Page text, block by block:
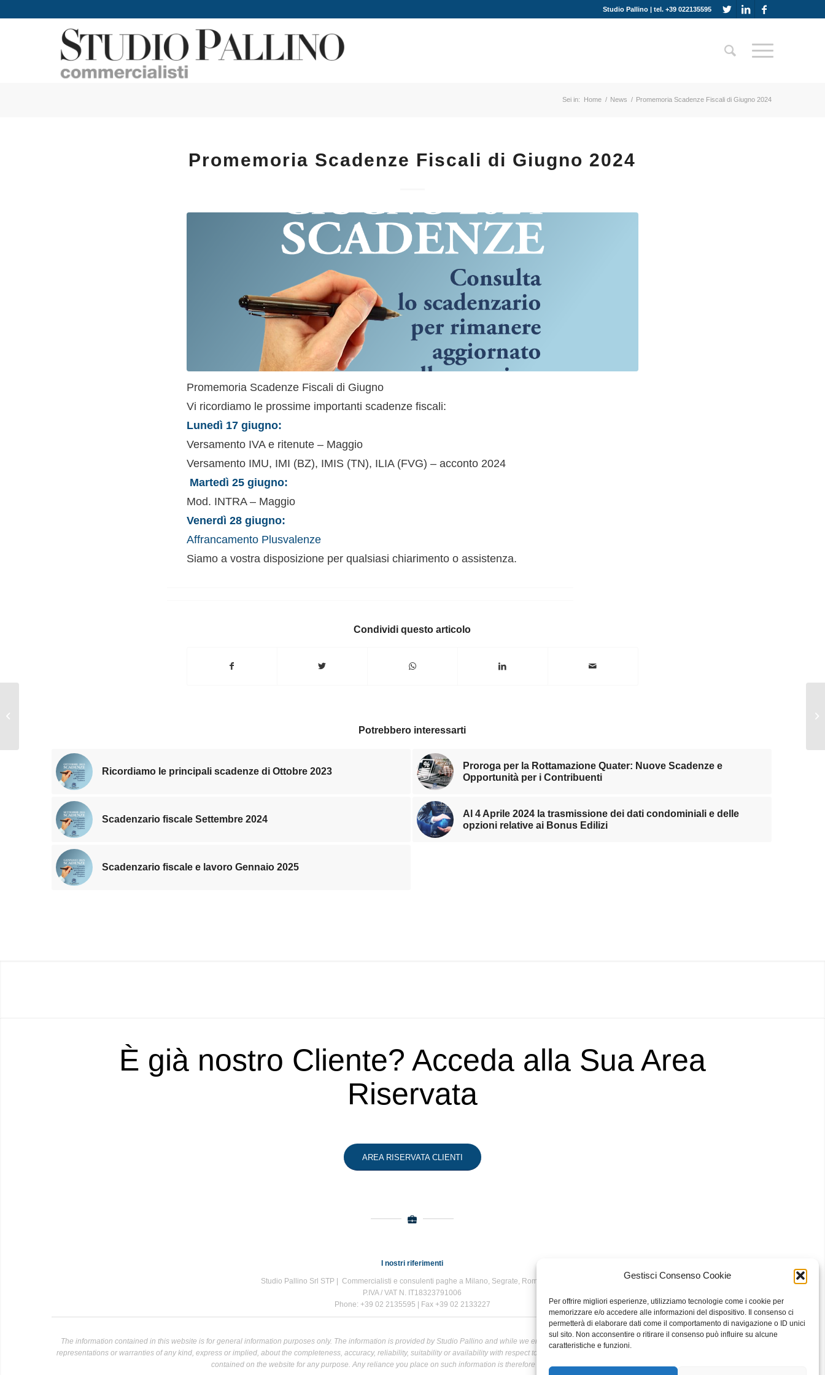
Gestisci Consenso Cookie
Per offrire migliori esperienze, utilizziamo tecnologie come i cookie per
memorizzare e/o accedere alle informazioni del dispositivo. Il consenso ci
permetterà di elaborare dati come il comportamento di navigazione o ID unici
sul sito. Non acconsentire o ritirare il consenso può influire su alcune
caratteristiche e funzioni.
Studio Pallino | tel. +39 022135595
Sei in: Home / News / Promemoria Scadenze Fiscali di Giugno 2024
Promemoria Scadenze Fiscali di Giugno 2024
Promemoria Scadenze Fiscali di Giugno
Vi ricordiamo le prossime importanti scadenze fiscali:
Lunedì 17 giugno:
Versamento IVA e ritenute – Maggio
Versamento IMU, IMI (BZ), IMIS (TN), ILIA (FVG) – acconto 2024
Martedì 25 giugno:
Mod. INTRA – Maggio
Venerdì 28 giugno:
Affrancamento Plusvalenze
Siamo a vostra disposizione per qualsiasi chiarimento o assistenza.
Condividi questo articolo
Potrebbero interessarti
Ricordiamo le principali scadenze di Ottobre 2023
Proroga per la Rottamazione Quater: Nuove Scadenze e
Opportunità per i Contribuenti
Scadenzario fiscale Settembre 2024
Al 4 Aprile 2024 la trasmissione dei dati condominiali e delle
opzioni relative ai Bonus Edilizi
Scadenzario fiscale e lavoro Gennaio 2025
È già nostro Cliente? Acceda alla Sua Area
Riservata
AREA RISERVATA CLIENTI
I nostri riferimenti
Studio Pallino Srl STP | Commercialisti e consulenti paghe a Milano, Segrate, Roma e Bari
P.IVA / VAT N. IT18323791006
Phone: +39 02 2135595 | Fax +39 02 2133227
The information contained in this website is for general information purposes only. The information is provided by Studio Pallino and while we endeavour to keep the information up to date and correct, we make no
representations or warranties of any kind, express or implied, about the completeness, accuracy, reliability, suitability or availability with respect to the website or the information, products, services, or related graphics
contained on the website for any purpose. Any reliance you place on such information is therefore strictly at your own risk.